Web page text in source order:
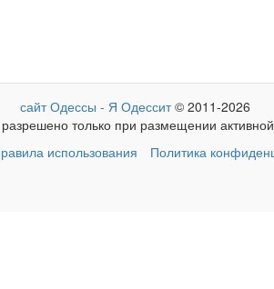
сайт Одессы - Я Одессит© 2011-2026
только при размещении
использования Политика